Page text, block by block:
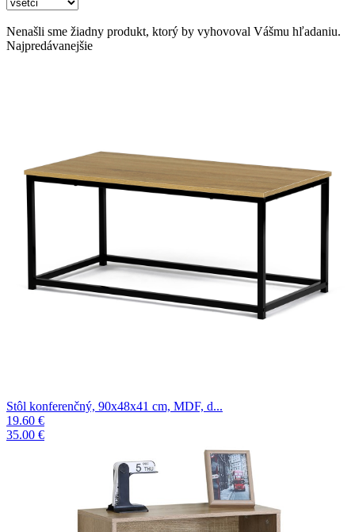
Nenašli sme žiadny produkt, ktorý by vyhovoval Vášmu hľadaniu.
Najpredávanejšie
Stôl konferenčný, 90x48x41 cm, MDF, d...
19.60 €
35.00 €